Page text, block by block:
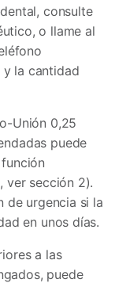
consulte
o llame al
la cantidad
Unión 0,25
puede
ver sección 2).
de urgencia si la
en unos días.
a las
puede